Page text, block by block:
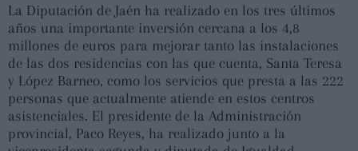
La Diputación de Jaén ha realizado en los tres últimos
años una importante inversión cercana a los 4,8
millones de euros para mejorar tanto las instalaciones
de las dos residencias con las que cuenta, Santa Teresa
y López Barneo, como los servicios que presta a las 222
personas que actualmente atiende en estos centros
asistenciales. El presidente de la Administración
provincial, Paco Reyes, ha realizado junto a la